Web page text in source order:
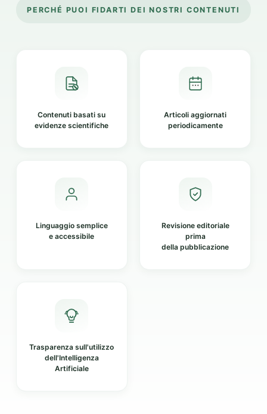
PERCHÉ PUOI FIDARTI DEI NOSTRI CONTENUTI
Contenuti basati su
evidenze scientifiche
Articoli aggiornati
periodicamente
Linguaggio semplice
e accessibile
Revisione editoriale
prima
della pubblicazione
Trasparenza sull'utilizzo
dell'Intelligenza
Artificiale